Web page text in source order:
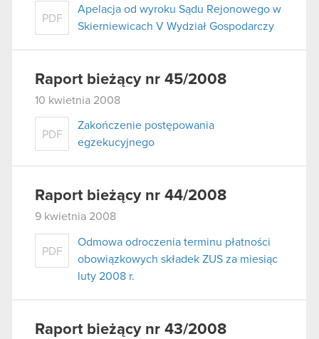
PDF
Apelacja od wyroku Sądu Rejonowego w
Skierniewicach V Wydział Gospodarczy
Raport bieżący nr 45/2008
10 kwietnia 2008
PDF
Zakończenie postępowania
egzekucyjnego
Raport bieżący nr 44/2008
9 kwietnia 2008
PDF
Odmowa odroczenia terminu płatności
obowiązkowych składek ZUS za miesiąc
luty 2008 r.
Raport bieżący nr 43/2008